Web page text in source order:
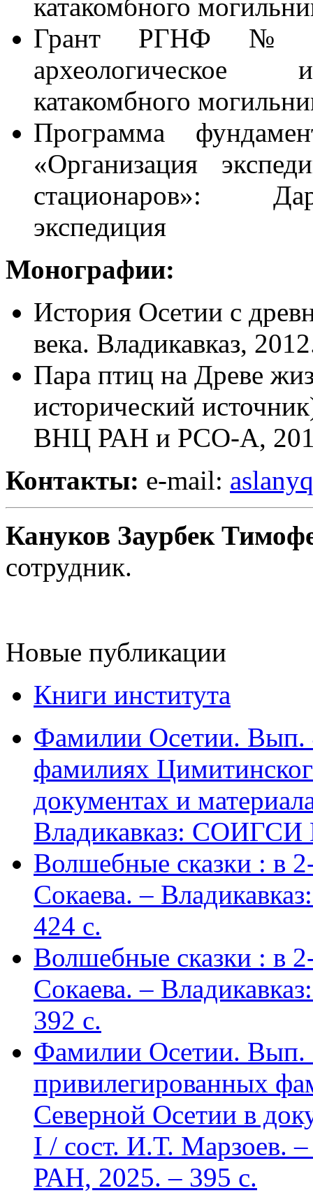
катакомбного
Грант РГНФ №
археологическое
катакомбного
Программа
«Организация
стационаров»:
экспедиция
Монографии:
История Осетии с
века. Владикавказ,
Пара птиц на Древе
исторический
ВНЦ РАН и РСО-А,
Контакты: e-mail:
Кануков Заурбек
сотрудник.
Новые публикации
Книги института
Фамилии Осетии. Вып.
фамилиях
документах и
Владикавказ:
Волшебные сказки : в
Сокаева. –
424 c.
Волшебные сказки : в
Сокаева. –
392 c.
Фамилии Осетии. Вып.
привилегированных
Северной Осетии в
I / сост. И.Т. Марзоев.
РАН, 2025. – 395 с.